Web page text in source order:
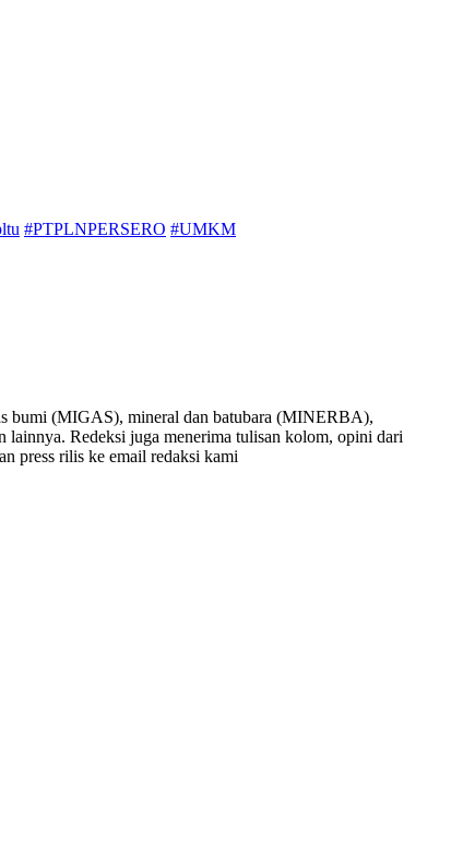
#PTPLNPERSERO #UMKM
bumi (MIGAS), mineral dan batubara (MINERBA),
Redeksi juga menerima tulisan kolom, opini dari
press rilis ke email redaksi kami